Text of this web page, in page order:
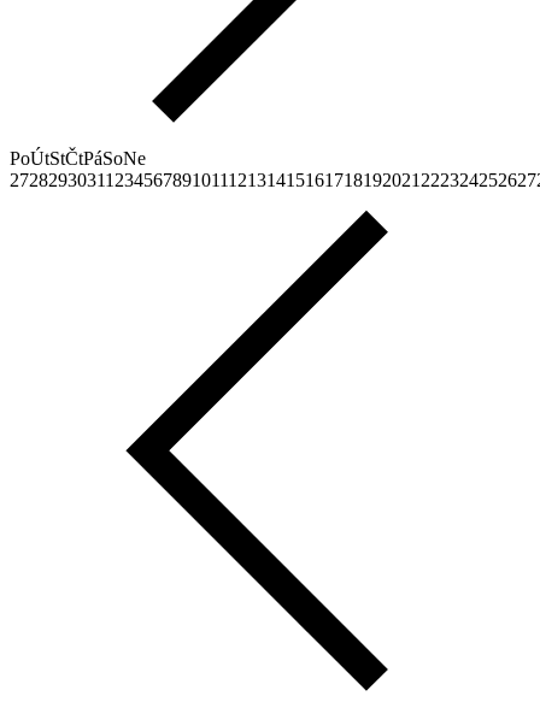
PoÚtStČtPáSoNe
27282930311 23456789101112131415161718192021 222324252627